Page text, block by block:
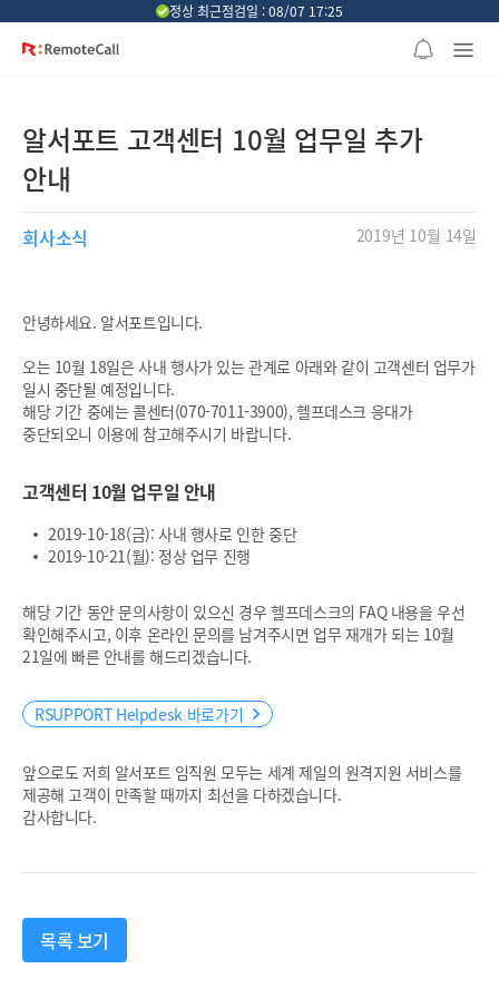
정상 최근점검일 : 08/07 17:25
알서포트 고객센터 10월 업무일 추가
안내
회사소식 2019년 10월 14일
안녕하세요. 알서포트입니다.
오는 10월 18일은 사내 행사가 있는 관계로 아래와 같이 고객센터 업무가
일시 중단될 예정입니다.
해당 기간 중에는 콜센터(070-7011-3900), 헬프데스크 응대가
중단되오니 이용에 참고해주시기 바랍니다.
고객센터 10월 업무일 안내
2019-10-18(금): 사내 행사로 인한 중단
2019-10-21(월): 정상 업무 진행
해당 기간 동안 문의사항이 있으신 경우 헬프데스크의 FAQ 내용을 우선
확인해주시고, 이후 온라인 문의를 남겨주시면 업무 재개가 되는 10월
21일에 빠른 안내를 해드리겠습니다.
RSUPPORT Helpdesk 바로가기
앞으로도 저희 알서포트 임직원 모두는 세계 제일의 원격지원 서비스를
제공해 고객이 만족할 때까지 최선을 다하겠습니다.
감사합니다.
목록 보기